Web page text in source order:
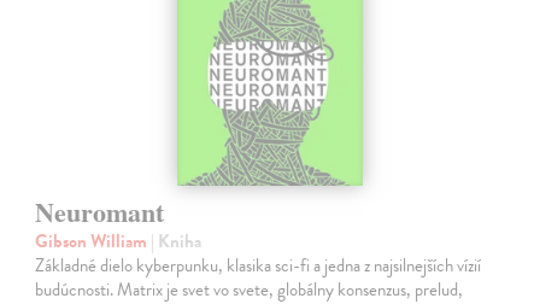
Neuromant
Gibson William | Kniha
Základné dielo kyberpunku, klasika sci-fi a jedna z najsilnejších vízií
budúcnosti. Matrix je svet vo svete, globálny konsenzus, prelud,